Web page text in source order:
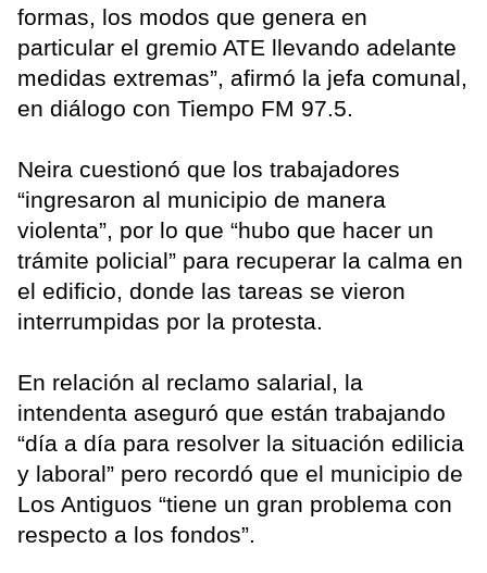
formas, los modos que genera en
particular el gremio ATE llevando adelante
medidas extremas”, afirmó la jefa comunal,
en diálogo con Tiempo FM 97.5.
Neira cuestionó que los trabajadores
“ingresaron al municipio de manera
violenta”, por lo que “hubo que hacer un
trámite policial” para recuperar la calma en
el edificio, donde las tareas se vieron
interrumpidas por la protesta.
En relación al reclamo salarial, la
intendenta aseguró que están trabajando
“día a día para resolver la situación edilicia
y laboral” pero recordó que el municipio de
Los Antiguos “tiene un gran problema con
respecto a los fondos”.